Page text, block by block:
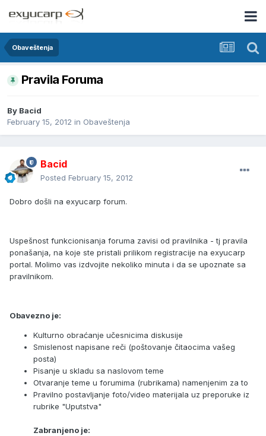
Obaveštenja
Pravila Foruma
By Bacid
February 15, 2012 in Obaveštenja
Bacid
Posted February 15, 2012
Dobro došli na exyucarp forum.
Uspešnost funkcionisanja foruma zavisi od pravilnika - tj pravila
ponašanja, na koje ste pristali prilikom registracije na exyucarp
portal. Molimo vas izdvojite nekoliko minuta i da se upoznate sa
pravilnikom.
Obavezno je:
Kulturno obraćanje učesnicima diskusije
Smislenost napisane reči (poštovanje čitaocima vašeg
posta)
Pisanje u skladu sa naslovom teme
Otvaranje teme u forumima (rubrikama) namenjenim za to
Pravilno postavljanje foto/video materijala uz preporuke iz
rubrike "Uputstva"
Zabranjeno je: